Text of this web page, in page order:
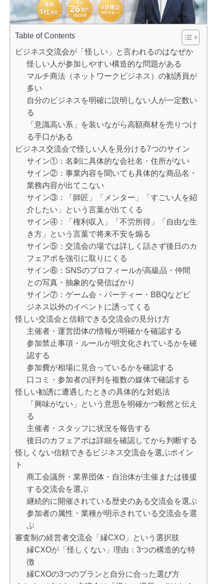
Table of Contents
ビジネス交流会が「怪しい」と言われるのはなぜか
怪しい人が参加しやすい構造的な問題がある
マルチ商法（ネットワークビジネス）の勧誘員が
多い
自分のビジネスを明確に説明しない人が一定数い
る
「意識高い系」を装いながら高額商材を売りつけ
る手口がある
ビジネス交流会で怪しい人を見分ける7つのサイン
サイン①：名刺に具体的な会社名・住所がない
サイン②：事業内容を聞いても具体的な商品名・
業務内容が出てこない
サイン③：「師匠」「メンター」「すごい人を紹
介したい」という言葉が出てくる
サイン④：「権利収入」「不労所得」「自由な生
き方」という言葉で将来不安を煽る
サイン⑤：交流会の場では詳しく話さず後日のカ
フェアポを強引に取りにくる
サイン⑥：SNSのプロフィールが高級品・仲間
との写真・抽象的な発信ばかり
サイン⑦：ゲーム会・パーティー・BBQなどビ
ジネス以外のイベントに誘ってくる
怪しい交流会と信頼できる交流会の見分け方
主催者・運営団体の情報が明確かを確認する
参加禁止事項・ルールが明文化されているかを確
認する
参加費が相場に見合っているかを確認する
口コミ・参加者の評判を複数の媒体で確認する
怪しい勧誘に遭遇したときの具体的な対処法
「興味がない」という意思を明確かつ毅然と伝え
る
主催者・スタッフに状況を報告する
後日のカフェアポは詳細を確認してから判断する
怪しくない信頼できるビジネス交流会を選ぶポイン
ト
商工会議所・業界団体・自治体が主催または後援
する交流会を選ぶ
継続的に開催されている歴史のある交流会を選ぶ
参加者の属性・業種が明示されている交流会を選
ぶ
審査制の経営者交流会「縁CXO」という選択肢
縁CXOが「怪しくない」理由：3つの構造的な特
徴
縁CXOの3つのプランと自分に合った選び方